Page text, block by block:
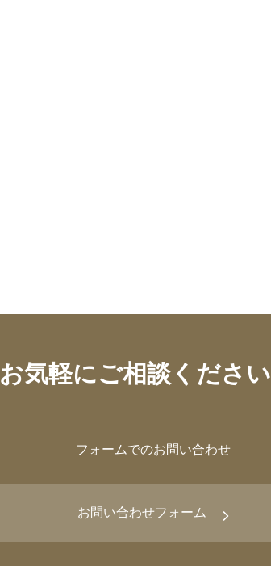
お気軽にご相談ください
フォームでのお問い合わせ
お問い合わせフォーム